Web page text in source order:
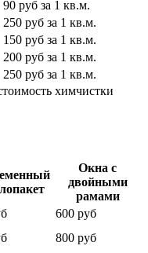
90 руб за 1 кв.м.
250 руб за 1 кв.м.
150 руб за 1 кв.м.
200 руб за 1 кв.м.
250 руб за 1 кв.м.
химчистки
Окна с
двойными
рамами
600 руб
800 руб